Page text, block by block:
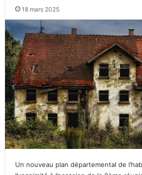
18 mars 2025
Un nouveau plan départemental de